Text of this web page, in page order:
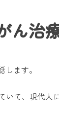
ん治
します。
いて、現代